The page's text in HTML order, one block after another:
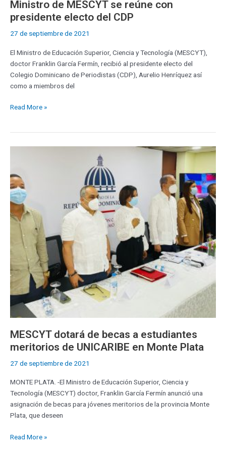
Ministro de MESCYT se reúne con
presidente electo del CDP
27 de septiembre de 2021
El Ministro de Educación Superior, Ciencia y Tecnología (MESCYT),
doctor Franklin García Fermín, recibió al presidente electo del
Colegio Dominicano de Periodistas (CDP), Aurelio Henríquez así
como a miembros del
Read More »
MESCYT dotará de becas a estudiantes
meritorios de UNICARIBE en Monte Plata
27 de septiembre de 2021
MONTE PLATA. -El Ministro de Educación Superior, Ciencia y
Tecnología (MESCYT) doctor, Franklin García Fermín anunció una
asignación de becas para jóvenes meritorios de la provincia Monte
Plata, que deseen
de
becas
a
estudiantes
meritorios
UNICARIBE
en
Monte
Plata
Read More »